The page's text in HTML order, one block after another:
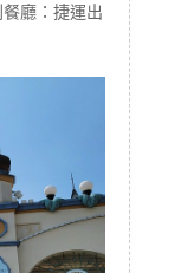
廳：捷運出